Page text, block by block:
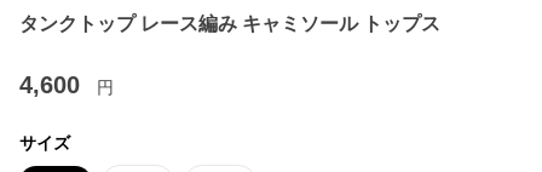
タンクトップ レース編み キャミソール トップス
4,600 円
サイズ